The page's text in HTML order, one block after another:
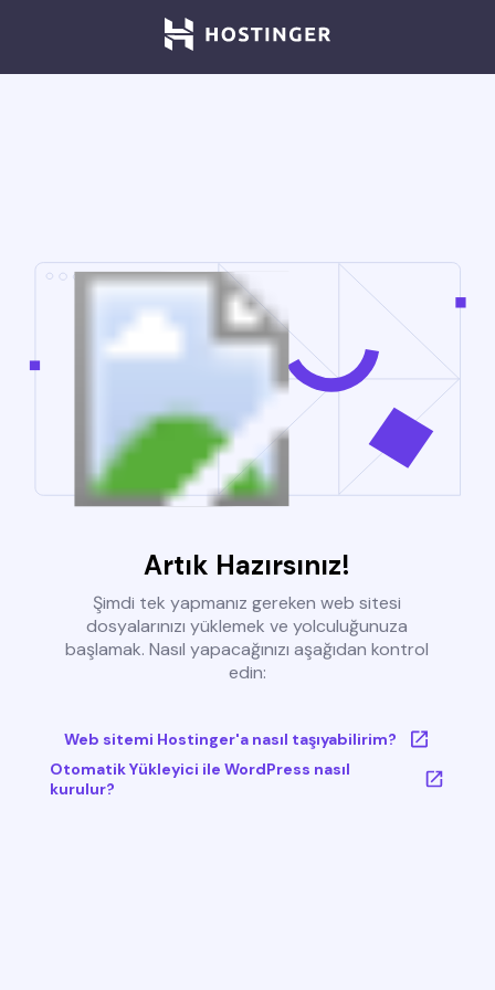
Artık Hazırsınız!
Şimdi tek yapmanız gereken web sitesi
dosyalarınızı yüklemek ve yolculuğunuza
başlamak. Nasıl yapacağınızı aşağıdan kontrol
edin:
Web sitemi Hostinger'a nasıl taşıyabilirim?
Otomatik Yükleyici ile WordPress nasıl
kurulur?